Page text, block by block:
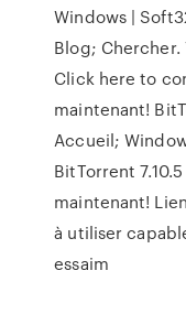
Windows |
Blog; Chercher.
Click here to
maintenant!
Accueil;
BitTorrent
maintenant!
à utiliser
essaim